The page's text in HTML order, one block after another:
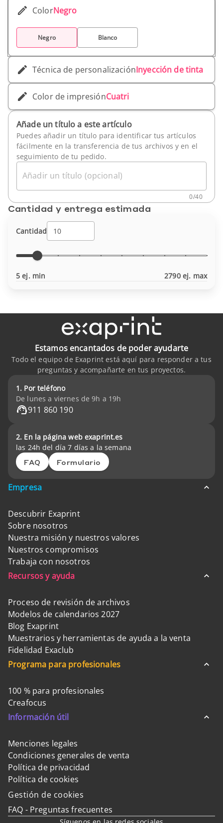
ColorNegro
Negro Blanco
Técnica de personalizaciónInyección de tinta
Color de impresiónCuatri
Añade un título a este artículo
Puedes añadir un título para identificar tus artículos
fácilmente en la transferencia de tus archivos y en el
seguimiento de tu pedido.
Añadir un título (opcional)
0/40
Cantidad y entrega estimada
Cantidad
5 ej. min 2790 ej. max
Estamos encantados de poder ayudarte
Todo el equipo de Exaprint está aquí para responder a tus
preguntas y acompañarte en tus proyectos.
1. Por teléfono
De lunes a viernes de 9h a 19h
911 860 190
2. En la página web exaprint.es
las 24h del día 7 días a la semana
FAQ Formulario
Empresa
Descubrir Exaprint
Sobre nosotros
Nuestra misión y nuestros valores
Nuestros compromisos
Trabaja con nosotros
Recursos y ayuda
Proceso de revisión de archivos
Modelos de calendarios 2027
Blog Exaprint
Muestrarios y herramientas de ayuda a la venta
Fidelidad Exaclub
Programa para profesionales
100 % para profesionales
Creafocus
Información útil
Menciones legales
Condiciones generales de venta
Política de privacidad
Política de cookies
Gestión de cookies
FAQ - Preguntas frecuentes